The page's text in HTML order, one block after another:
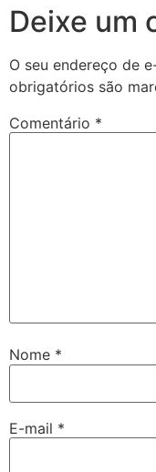
Deixe um
O seu endereço de
obrigatórios são
Comentário *
Nome *
E-mail *